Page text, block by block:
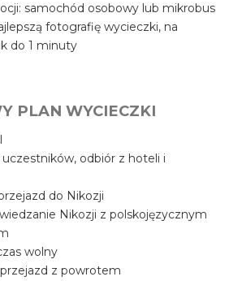
samochód osobowy lub mikrobus
fotografię wycieczki, na
do 1 minuty
PLAN WYCIECZKI
odbiór z hoteli i
do Nikozji
Nikozji z polskojęzycznym
wolny
z powrotem